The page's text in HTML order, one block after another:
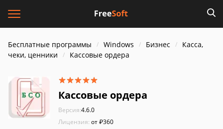
Бесплатные программы Windows Бизнес
Касса,
чеки, ценники
Кассовые ордера
Кассовые ордера
Версия:4.6.0
Лицензия: от ₽360